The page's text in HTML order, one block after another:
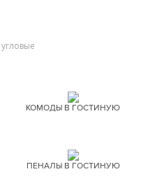
КОМОДЫ В ГОСТИНУЮ
ПЕНАЛЫ В ГОСТИНУЮ